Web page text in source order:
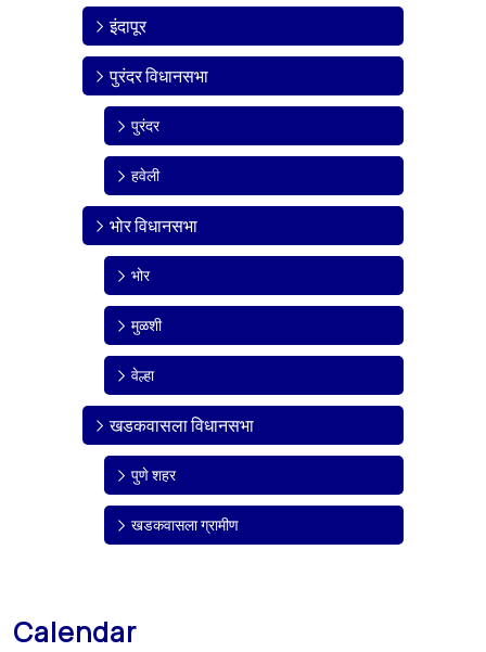
इंदापूर
पुरंदर विधानसभा
पुरंदर
हवेली
भोर विधानसभा
भोर
मुळशी
वेल्हा
खडकवासला विधानसभा
पुणे शहर
खडकवासला ग्रामीण
Calendar